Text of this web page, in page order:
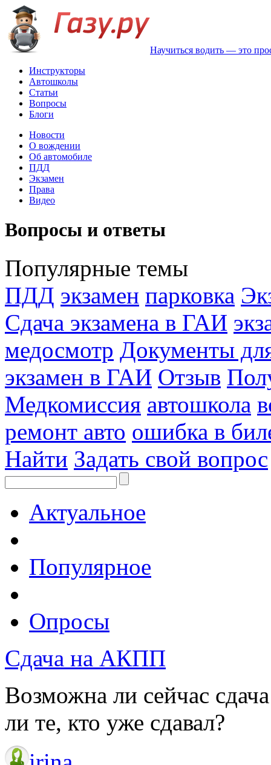
Научиться водить — это
Инструкторы
Автошколы
Статьи
Вопросы
Блоги
Новости
О вождении
Об автомобиле
ПДД
Экзамен
Права
Видео
Вопросы и ответы
Популярные темы
ПДД экзамен парковка
Сдача экзамена в ГАИ
медосмотр Документы
экзамен в ГАИ Отзыв
Медкомиссия автошкола
ремонт авто ошибка в
Найти Задать свой вопрос
Актуальное
Популярное
Опросы
Сдача на АКПП
Возможна ли сейчас
ли те, кто уже сдавал?